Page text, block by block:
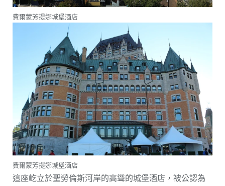
費爾蒙芳提娜城堡酒店
費爾蒙芳提娜城堡酒店
這座屹立於聖勞倫斯河岸的高聳的城堡酒店，被公認為